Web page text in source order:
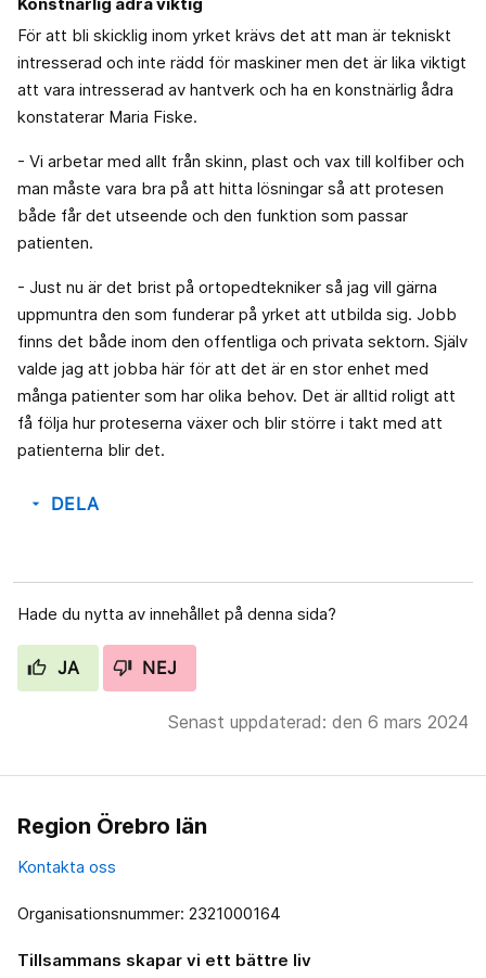
För att bli skicklig inom yrket krävs det att man är tekniskt
intresserad och inte rädd för maskiner men det är lika viktigt
att vara intresserad av hantverk och ha en konstnärlig ådra
konstaterar Maria Fiske.
- Vi arbetar med allt från skinn, plast och vax till kolfiber och
man måste vara bra på att hitta lösningar så att protesen
både får det utseende och den funktion som passar
patienten.
- Just nu är det brist på ortopedtekniker så jag vill gärna
uppmuntra den som funderar på yrket att utbilda sig. Jobb
finns det både inom den offentliga och privata sektorn. Själv
valde jag att jobba här för att det är en stor enhet med
många patienter som har olika behov. Det är alltid roligt att
få följa hur proteserna växer och blir större i takt med att
patienterna blir det.
arrow_drop_down DELA
Hade du nytta av innehållet på denna sida?
JA NEJ
Senast uppdaterad: den 6 mars 2024
Region Örebro län
Kontakta oss
Organisationsnummer: 2321000164
Tillsammans skapar vi ett bättre liv